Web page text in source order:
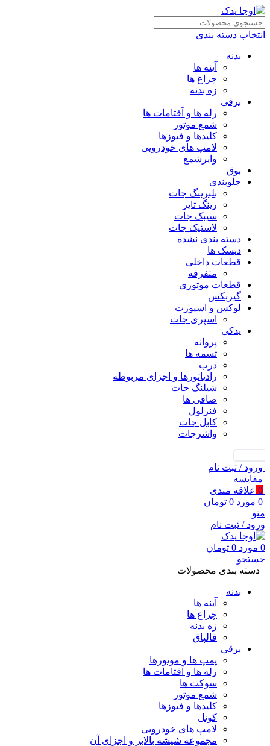
انتخاب دسته بندی
بدنه
آینه ها
چراغ ها
زه بدنه
برقی
رله ها و آفتامات ها
شمع موتور
کلیدها و فیوزها
لامپ های خودرویی
وایرشمع
بوق
جلوبندی
بلبرینگ جات
رینگ تایر
سیبک جات
لاستیک جات
دسته بندی نشده
دیسک ها
قطعات داخلی
متفرقه
قطعات موتوری
گیربکس
لوکس و اسپورت
اسپری جات
یدکی
پروانه
تسمه ها
درب
رادیاتورها و اجزای مربوطه
شیلنگ جات
صافی ها
فنرلول
کابل جات
واشرجات
ورود / ثبت نام
مقايسه
0 علاقه مندی
0 مورد 0 تومان
منو
ورود / ثبت نام
0 مورد 0 تومان
جستجو
دسته بندی محصولات
بدنه
آینه ها
چراغ ها
زه بدنه
قالپاق
برقی
پمپ ها و موتورها
رله ها و آفتامات ها
سوکت ها
شمع موتور
کلیدها و فیوزها
کوئل
لامپ های خودرویی
مجموعه شیشه بالابر و اجزای آن